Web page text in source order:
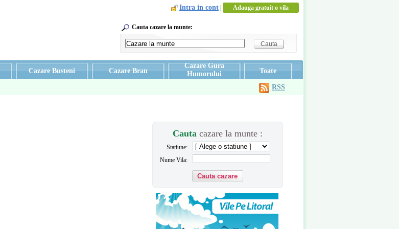
Intra in cont Adauga gratuit o vila
Cauta cazare la munte:
Cazare Busteni Cazare Bran
Cazare Gura
Humorului
Toate
RSS
Cauta cazare la munte :
Statiune:
Nume Vila: